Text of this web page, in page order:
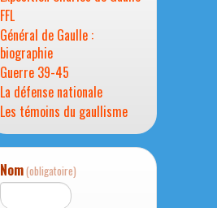
FFL
Général de Gaulle :
biographie
Guerre 39-45
La défense nationale
Les témoins du gaullisme
Nom(obligatoire)